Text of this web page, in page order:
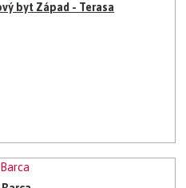
byt Západ - Terasa